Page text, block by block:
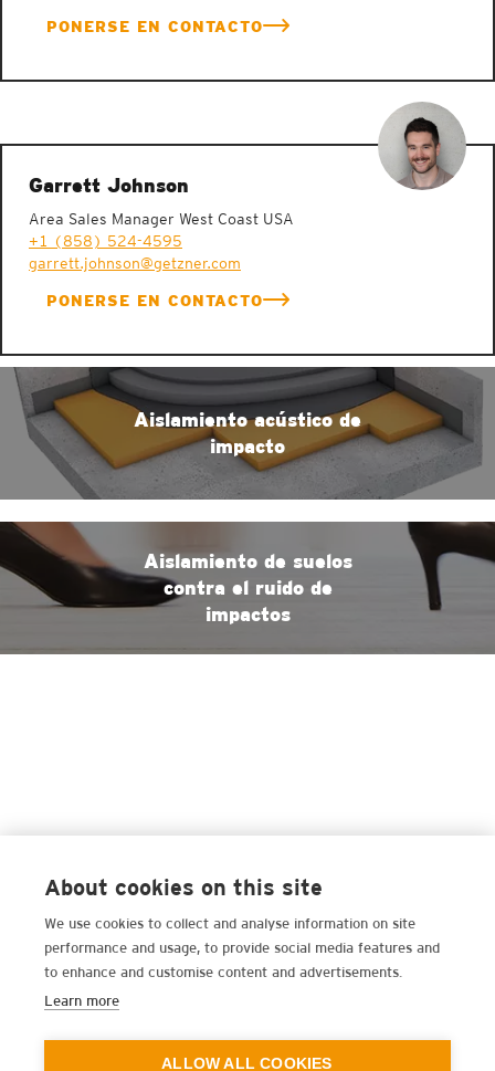
PONERSE EN CONTACTO
Garrett Johnson
Area Sales Manager West Coast USA
+1 (858) 524-4595
garrett.johnson@getzner.com
PONERSE EN CONTACTO
Aislamiento acústico de
impacto
Aislamiento de suelos
contra el ruido de
impactos
About cookies on this site
We use cookies to collect and analyse information on site
performance and usage, to provide social media features and
to enhance and customise content and advertisements.
Learn more
ALLOW ALL COOKIES